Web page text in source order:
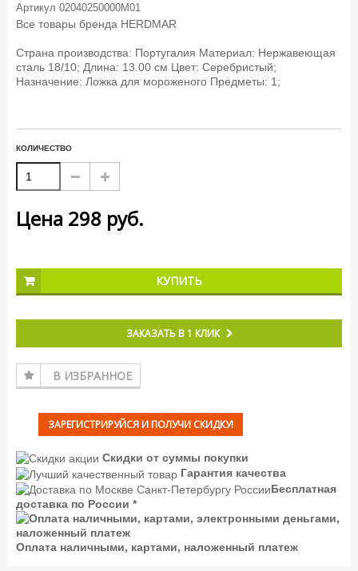
Артикул 02040250000M01
Все товары бренда HERDMAR
Страна производства: Португалия Материал: Нержавеющая
сталь 18/10; Длина: 13.00 см Цвет: Серебристый;
Назначение: Ложка для мороженого Предметы: 1;
КОЛИЧЕСТВО
Цена 298 руб.
КУПИТЬ
ЗАКАЗАТЬ В 1 КЛИК
В ИЗБРАННОЕ
ЗАРЕГИСТРИРУЙСЯ И ПОЛУЧИ СКИДКУ!
Скидки от суммы покупки
Гарантия качества
Бесплатная
доставка по России *
Оплата наличными, картами, наложенный платеж